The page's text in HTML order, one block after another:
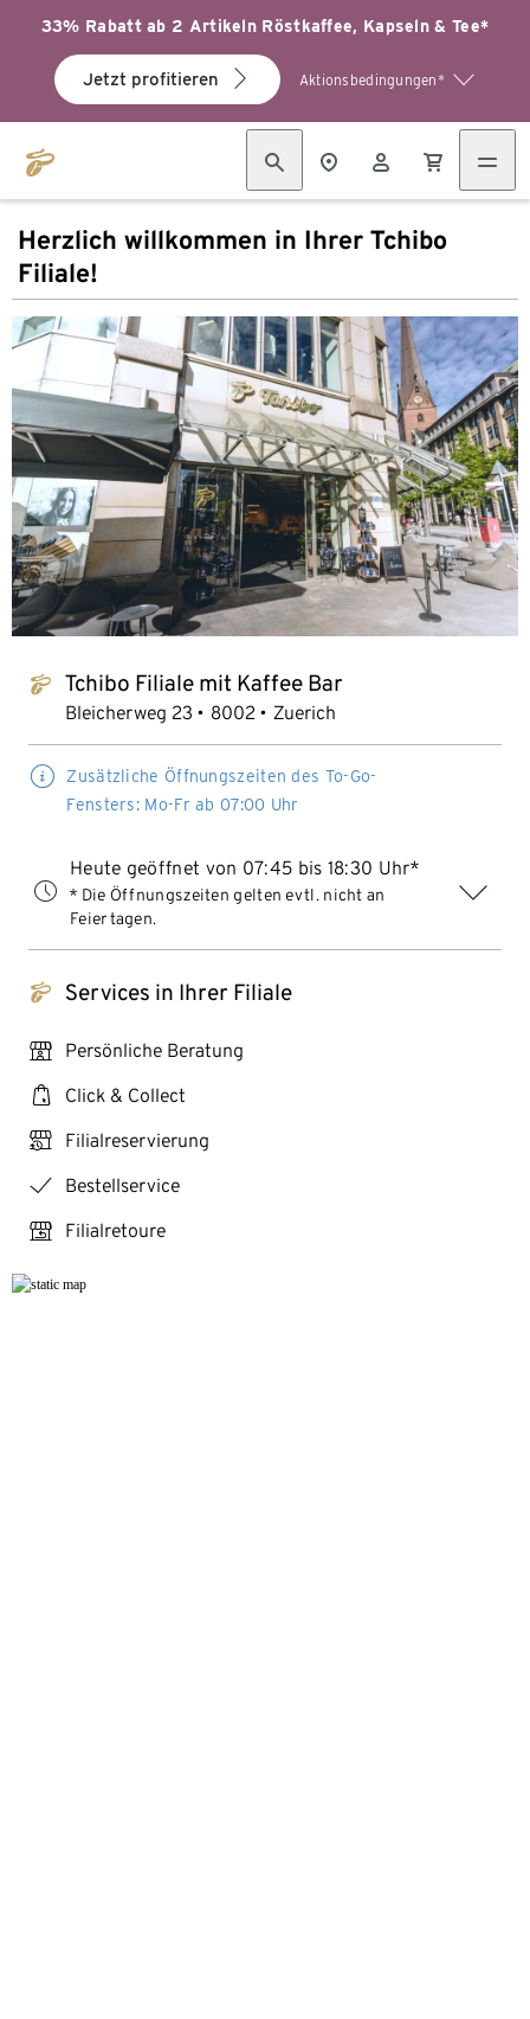
33% Rabatt ab 2 Artikeln Röstkaffee, Kapseln & Tee*
Jetzt profitieren Aktionsbedingungen*
Herzlich willkommen in Ihrer Tchibo
Filiale!
tchibo_logo Tchibo Filiale mit Kaffee Bar
Bleicherweg 23 8002 Zuerich
Zusätzliche Öffnungszeiten des To-Go-
Fensters: Mo-Fr ab 07:00 Uhr
Heute geöffnet von 07:45 bis 18:30 Uhr*
* Die Öffnungszeiten gelten evtl. nicht an
Feiertagen.
tchibo_logo Services in Ihrer Filiale
personal_services Persönliche Beratung
click_collect Click & Collect
click_reserve_store Filialreservierung
checkmark Bestellservice
store_return Filialretoure